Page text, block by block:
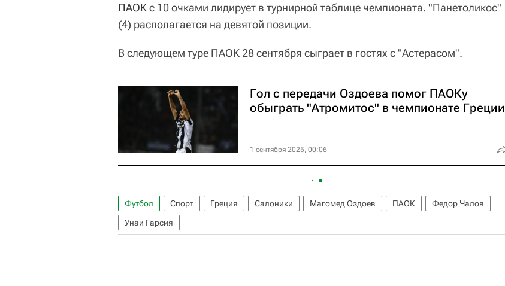
ПАОКс 10 очками лидирует в турнирной таблице чемпионата. "Панетоликос"
(4) располагается на девятой позиции.
В следующем туре ПАОК 28 сентября сыграет в гостях с "Астерасом".
Гол с передачи Оздоева помог ПАОКу
обыграть "Атромитос" в чемпионате Греции
1 сентября 2025, 00:06
Футбол Спорт Греция Салоники Магомед Оздоев ПАОК
Федор Чалов
Унаи Гарсия